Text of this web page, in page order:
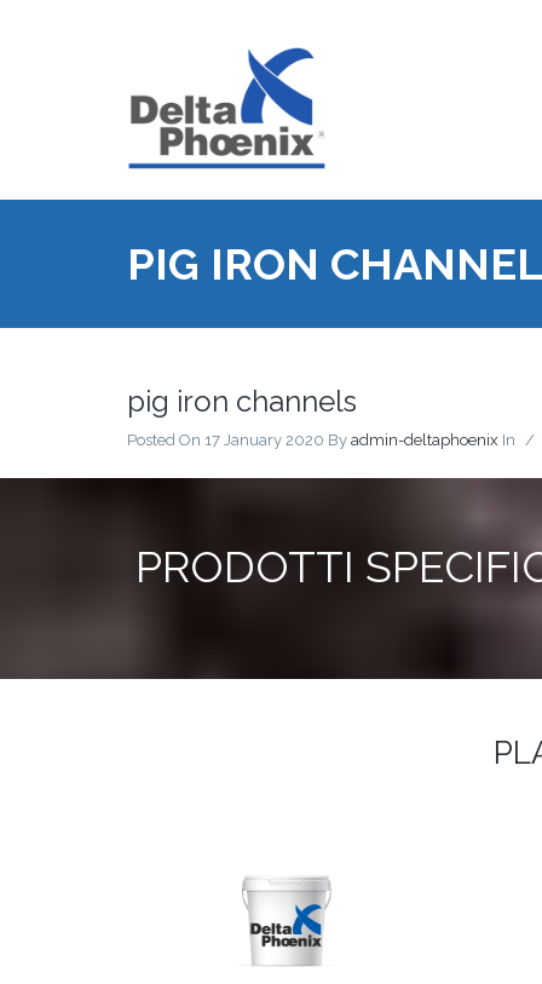
PIG IRON
pig iron channels
Posted On 17 January 2020 By admin-deltaphoenix In /
PRODOTTI